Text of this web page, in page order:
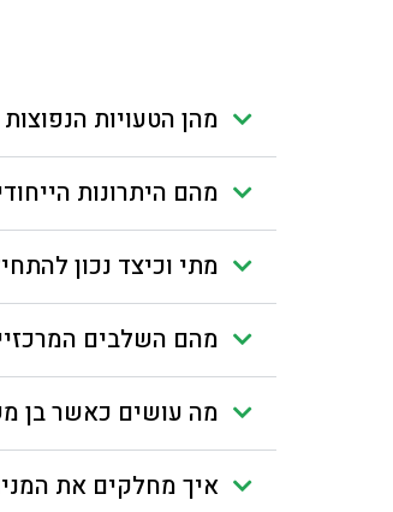
מהן הטעויות
מהם היתרונות
מתי וכיצד נכון
מהם השלבים
מה עושים כאשר בן
איך מחלקים את